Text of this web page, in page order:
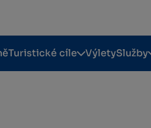
Turistické cíle VýletySlužby